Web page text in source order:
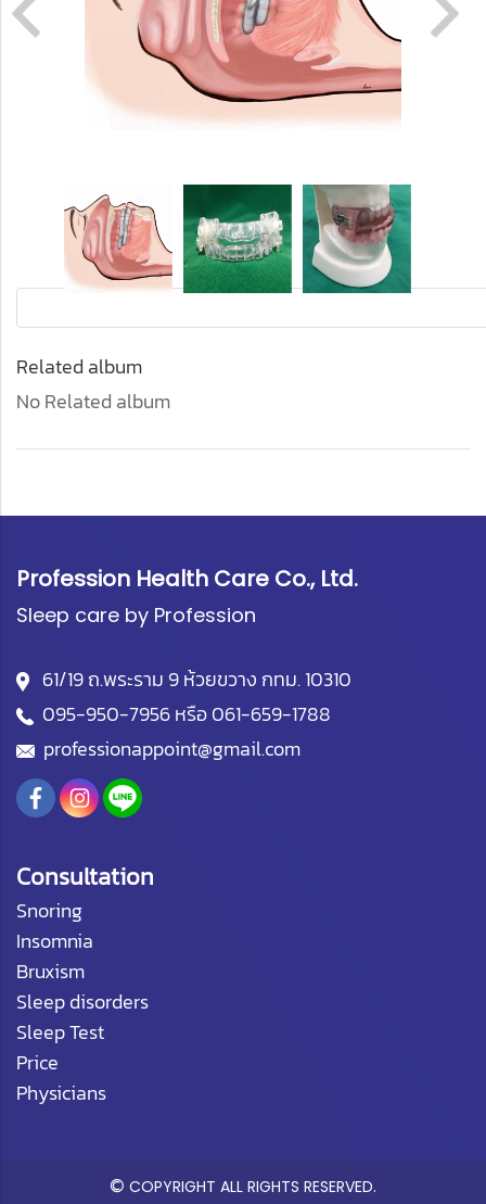
Related album
No Related album
Profession Health Care Co., Ltd.
Sleep care by Profession
61/19 ถ.พระราม 9 ห้วยขวาง กทม. 10310
095-950-7956หรือ061-659-1788
professionappoint@gmail.com
Consultation
Snoring
Insomnia
Bruxism
Sleep disorders
Sleep Test
Price
Physicians
© COPYRIGHT ALL RIGHTS RESERVED.